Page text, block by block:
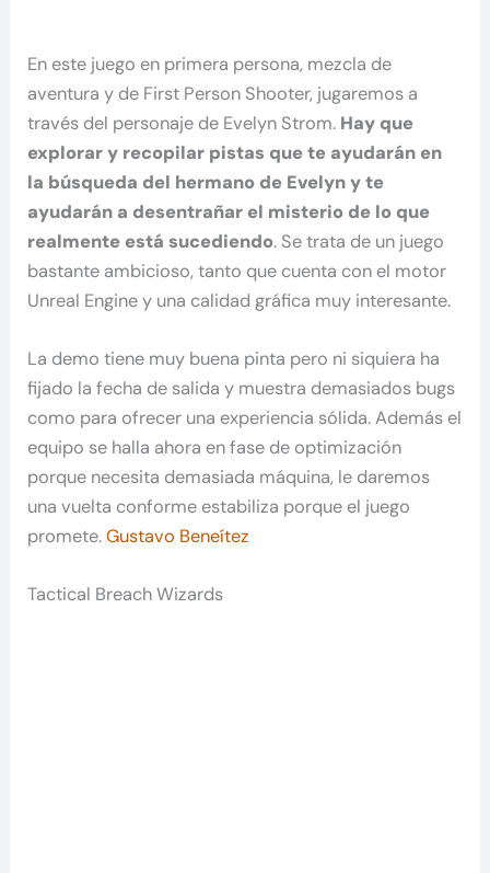
En este juego en primera persona, mezcla de
aventura y de First Person Shooter, jugaremos a
través del personaje de Evelyn Strom. Hay que
explorar y recopilar pistas que te ayudarán en
la búsqueda del hermano de Evelyn y te
ayudarán a desentrañar el misterio de lo que
realmente está sucediendo. Se trata de un juego
bastante ambicioso, tanto que cuenta con el motor
Unreal Engine y una calidad gráfica muy interesante.
La demo tiene muy buena pinta pero ni siquiera ha
fijado la fecha de salida y muestra demasiados bugs
como para ofrecer una experiencia sólida. Además el
equipo se halla ahora en fase de optimización
porque necesita demasiada máquina, le daremos
una vuelta conforme estabiliza porque el juego
promete.Gustavo Beneítez
Tactical Breach Wizards